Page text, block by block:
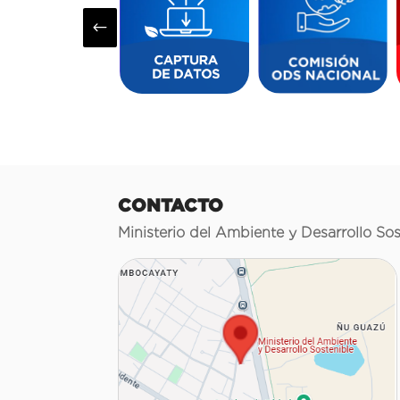
#
CONTACTO
Ministerio del Ambiente y Desarrollo